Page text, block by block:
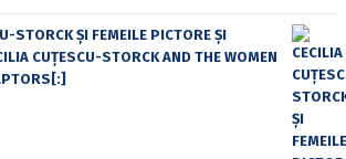
STORCK ŞI FEMEILE PICTORE ŞI
CUŢESCU-STORCK AND THE WOMEN